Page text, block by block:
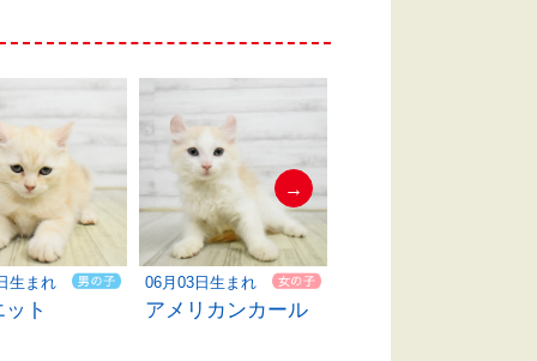
生まれ
ト
06月03日生まれ
アメリカンカール
→